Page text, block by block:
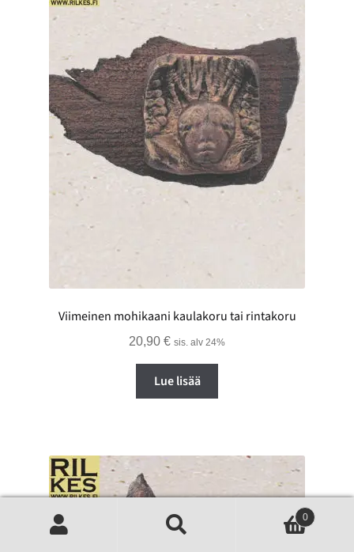
Viimeinen mohikaani kaulakoru tai rintakoru
20,90 € sis. alv 24%
Lue lisää
0